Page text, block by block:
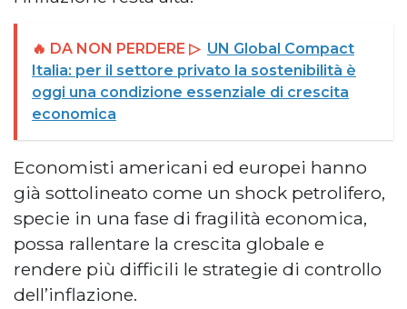
🔥 DA NON PERDERE ▷ UN Global Compact
Italia: per il settore privato la sostenibilità è
oggi una condizione essenziale di crescita
economica
Economisti americani ed europei hanno
già sottolineato come un shock petrolifero,
specie in una fase di fragilità economica,
possa rallentare la crescita globale e
rendere più difficili le strategie di controllo
dell’inflazione.